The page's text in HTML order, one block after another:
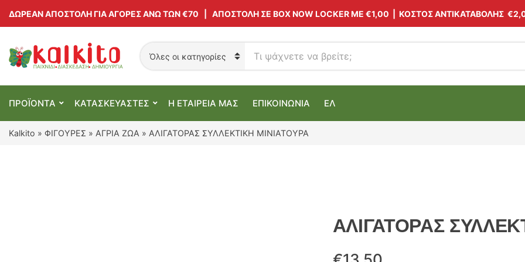
ΔΩΡΕΑΝ ΑΠΟΣΤΟΛΗ ΓΙΑ ΑΓΟΡΕΣ ΑΝΩ ΤΩΝ €70 | ΑΠΟΣΤΟΛΗ ΣΕ BOX NOW LOCKER ΜΕ €1,00 | ΚΟΣΤΟΣ ΑΝΤΙΚΑΤΑΒΟΛΗΣ
t
g
o
r
α
ζ
η
σ
ΠΡΟΪΟΝΤΑ ΚΑΤΑΣΚΕΥΑΣΤΕΣ Η ΕΤΑΙΡΕΙΑ ΜΑΣ ΕΠΙΚΟΙΝΩΝΙΑ ΕΛ
Kalkito » ΦΙΓΟΥΡΕΣ » ΑΓΡΙΑ ΖΩΑ » ΑΛΙΓΑΤΟΡΑΣ ΣΥΛΛΕΚΤΙΚΗ ΜΙΝΙΑΤΟΥΡΑ
ΑΛΙΓΑΤΟΡΑΣ